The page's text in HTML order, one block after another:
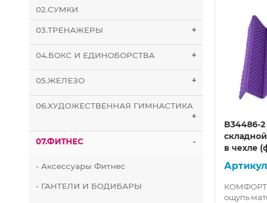
02.СУМКИ
03.ТРЕНАЖЕРЫ +
04.БОКС И ЕДИНОБОРСТВА +
05.ЖЕЛЕЗО +
06.ХУДОЖЕСТВЕННАЯ ГИМНАСТИКА
+
07.ФИТНЕС -
- Аксессуары Фитнес
- ГАНТЕЛИ И БОДИБАРЫ
B34486-
в чехле
ощупь